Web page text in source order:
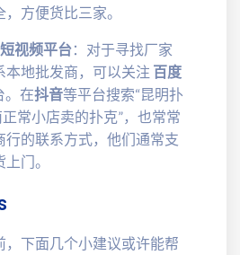
方便货比三家。
视频平台：对于寻找厂家
本地批发商，可以关注 百度
。在抖音等平台搜索“昆明扑
常小店卖的扑克”，也常常
行的联系方式，他们通常支
门。
，下面几个小建议或许能帮